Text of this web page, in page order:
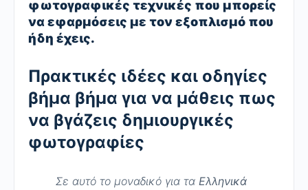
φωτογραφικές τεχνικές που μπορείς
να εφαρμόσεις με τον εξοπλισμό που
ήδη έχεις.
Πρακτικές ιδέες και οδηγίες
βήμα βήμα για να μάθεις πως
να βγάζεις δημιουργικές
φωτογραφίες
Σε αυτό το μοναδικό για τα Ελληνικά